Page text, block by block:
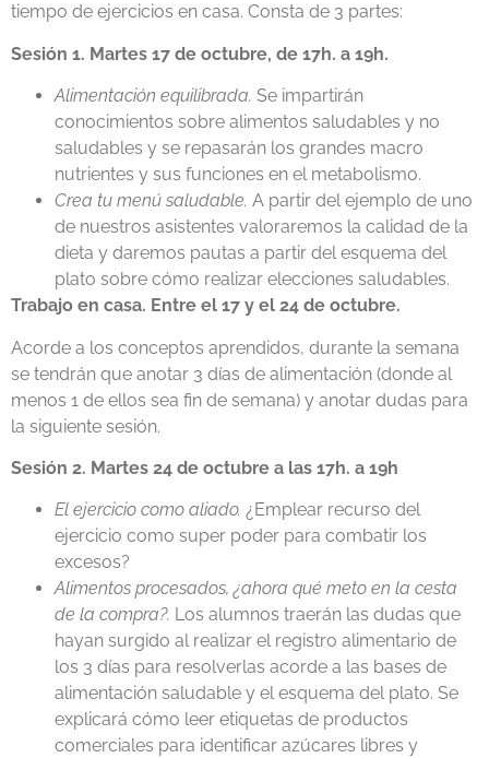
tiempo de ejercicios en casa. Consta de 3 partes:
Sesión 1. Martes 17 de octubre, de 17h. a 19h.
Alimentación equilibrada. Se impartirán
conocimientos sobre alimentos saludables y no
saludables y se repasarán los grandes macro
nutrientes y sus funciones en el metabolismo.
Crea tu menú saludable. A partir del ejemplo de uno
de nuestros asistentes valoraremos la calidad de la
dieta y daremos pautas a partir del esquema del
plato sobre cómo realizar elecciones saludables.
Trabajo en casa. Entre el 17 y el 24 de octubre.
Acorde a los conceptos aprendidos, durante la semana
se tendrán que anotar 3 días de alimentación (donde al
menos 1 de ellos sea fin de semana) y anotar dudas para
la siguiente sesión.
Sesión 2. Martes 24 de octubre a las 17h. a 19h
El ejercicio como aliado. ¿Emplear recurso del
ejercicio como super poder para combatir los
excesos?
Alimentos procesados, ¿ahora qué meto en la cesta
de la compra?. Los alumnos traerán las dudas que
hayan surgido al realizar el registro alimentario de
los 3 días para resolverlas acorde a las bases de
alimentación saludable y el esquema del plato. Se
explicará cómo leer etiquetas de productos
comerciales para identificar azúcares libres y